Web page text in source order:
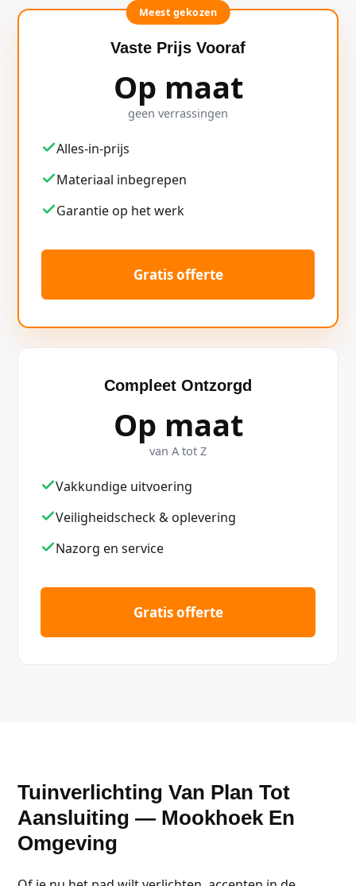
Meest gekozen
Vaste Prijs Vooraf
Op maat
geen verrassingen
Alles-in-prijs
Materiaal inbegrepen
Garantie op het werk
Gratis offerte
Compleet Ontzorgd
Op maat
van A tot Z
Vakkundige uitvoering
Veiligheidscheck & oplevering
Nazorg en service
Gratis offerte
Tuinverlichting Van Plan Tot
Aansluiting — Mookhoek En
Omgeving